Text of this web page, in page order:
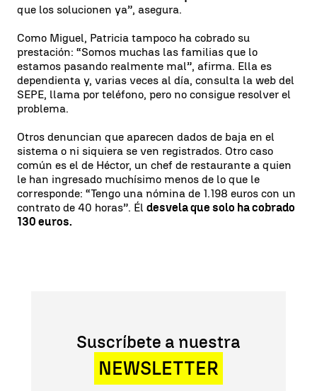
que los solucionen ya”, asegura.
Como Miguel, Patricia tampoco ha cobrado su
prestación: “Somos muchas las familias que lo
estamos pasando realmente mal”, afirma. Ella es
dependienta y, varias veces al día, consulta la web del
SEPE, llama por teléfono, pero no consigue resolver el
problema.
Otros denuncian que aparecen dados de baja en el
sistema o ni siquiera se ven registrados. Otro caso
común es el de Héctor, un chef de restaurante a quien
le han ingresado muchísimo menos de lo que le
corresponde: “Tengo una nómina de 1.198 euros con un
contrato de 40 horas”. Él desvela que solo ha cobrado
130 euros.
Suscríbete a nuestra
NEWSLETTER